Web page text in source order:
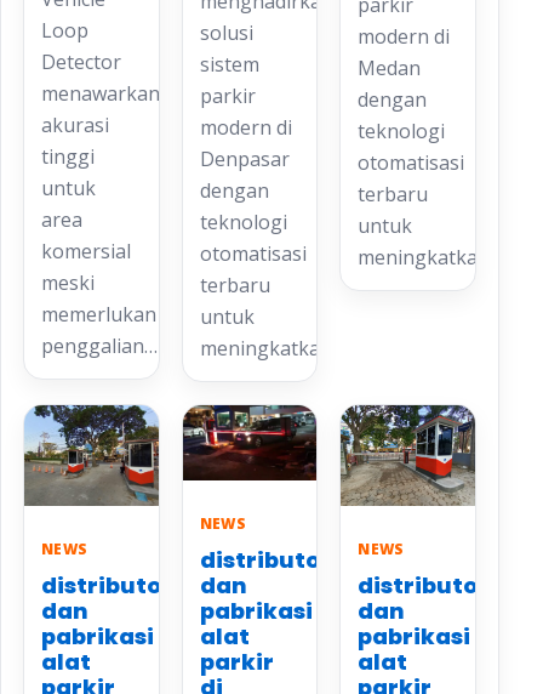
Loop
Detector
menawarkan
akurasi
tinggi
untuk
area
komersial
meski
memerlukan
penggalian…
solusi
sistem
parkir
modern di
Denpasar
dengan
teknologi
otomatisasi
terbaru
untuk
meningkatkan…
modern di
Medan
dengan
teknologi
otomatisasi
terbaru
untuk
meningkatkan…
NEWS
distributor
dan
pabrikasi
alat
parkir
NEWS
distributor
dan
pabrikasi
alat
parkir
di
NEWS
distributor
dan
pabrikasi
alat
parkir